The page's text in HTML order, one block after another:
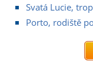
Svatá Lucie,
Porto, rodiště